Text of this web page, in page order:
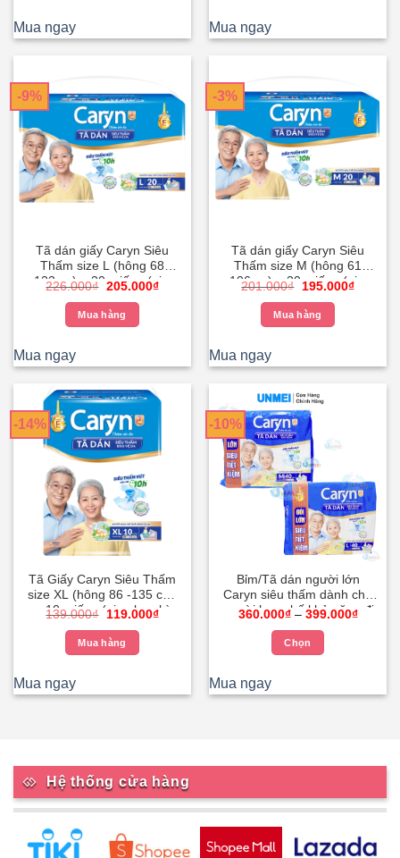
Mua ngay Mua ngay
-9%
Tã dán giấy Caryn Siêu
Thấm size L (hông 68
-122cm) – 20 miếng (giao
226.000₫ Giá
là:
226.000₫.
205.000₫Giá
Mua hàng
Mua ngay
-3%
Tã dán giấy Caryn Siêu
Thấm size M (hông 61
-106cm) – 20 miếng (giao
201.000₫
Giá
là:
201.000₫.
195.000₫Giá
Mua hàng
Mua ngay
-14%
Tã Giấy Caryn Siêu Thấm
size XL (hông 86 -135 cm)
– 10 miếng (giao bao bì
139.000₫
Giá
là:
139.000₫.
119.000₫Giá
Mua hàng
Mua ngay
-10%
Bỉm/Tã dán người lớn
Caryn siêu thấm dành cho
người hạn chế khả năng đi
360.000₫ – 399.000₫Khoảng
Chọn
này
tùy
có
Mua ngay
Hệ thống cửa hàng